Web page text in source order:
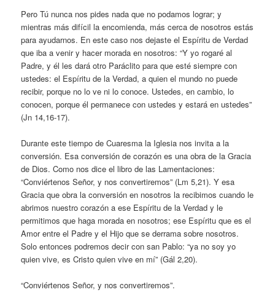
Pero Tú nunca nos pides nada que no podamos lograr; y
mientras más difícil la encomienda, más cerca de nosotros estás
para ayudarnos. En este caso nos dejaste el Espíritu de Verdad
que iba a venir y hacer morada en nosotros: “Y yo rogaré al
Padre, y él les dará otro Paráclito para que esté siempre con
ustedes: el Espíritu de la Verdad, a quien el mundo no puede
recibir, porque no lo ve ni lo conoce. Ustedes, en cambio, lo
conocen, porque él permanece con ustedes y estará en ustedes”
(Jn 14,16-17).
Durante este tiempo de Cuaresma la Iglesia nos invita a la
conversión. Esa conversión de corazón es una obra de la Gracia
de Dios. Como nos dice el libro de las Lamentaciones:
“Conviértenos Señor, y nos convertiremos” (Lm 5,21). Y esa
Gracia que obra la conversión en nosotros la recibimos cuando le
abrimos nuestro corazón a ese Espíritu de la Verdad y le
permitimos que haga morada en nosotros; ese Espíritu que es el
Amor entre el Padre y el Hijo que se derrama sobre nosotros.
Solo entonces podremos decir con san Pablo: “ya no soy yo
quien vive, es Cristo quien vive en mí” (Gál 2,20).
“Conviértenos Señor, y nos convertiremos”.